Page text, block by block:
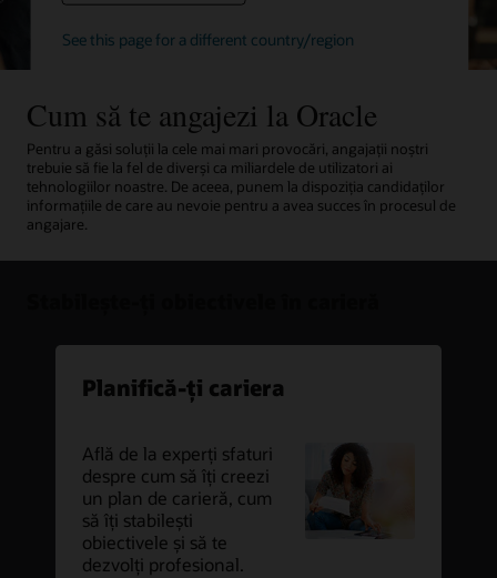
See this page for a different country/region
Cum să te angajezi la Oracle
Pentru a găsi soluții la cele mai mari provocări, angajații noștri
trebuie să fie la fel de diverși ca miliardele de utilizatori ai
tehnologiilor noastre. De aceea, punem la dispoziția candidaților
informațiile de care au nevoie pentru a avea succes în procesul de
angajare.
Planifică-ți cariera
Află de la experți sfaturi
despre cum să îți creezi
un plan de carieră, cum
să îți stabilești
obiectivele și să te
dezvolți profesional.